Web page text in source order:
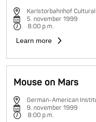
Karlstorbahnhof
5. november 1999
8:00 p.m.
Learn more
Mouse on Mars
German-American
9. november 1999
8:00 p.m.